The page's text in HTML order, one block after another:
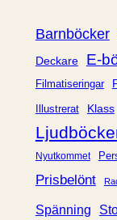
r
i
Barnböcker
Deckare E-
Filmatiseringar
Illustrerat Klass
Nyutkommet
Prisbelönt
Spänning